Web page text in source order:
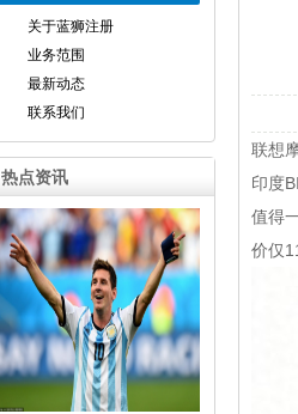
关于蓝狮注册
业务范围
最新动态
联系我们
热点资讯
联想
印度
值得
价仅